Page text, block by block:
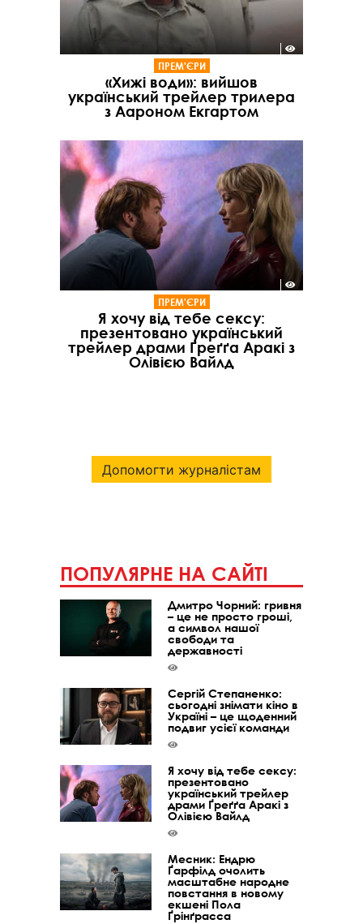
ПРЕМ'ЄРИ
«Хижі води»: вийшов
український трейлер трилера
з Аароном Екгартом
ПРЕМ'ЄРИ
Я хочу від тебе сексу:
презентовано український
трейлер драми Ґреґґа Аракі з
Олівією Вайлд
Допомогти журналістам
ПОПУЛЯРНЕ НА САЙТІ
Дмитро Чорний: гривня
– це не просто гроші,
а символ нашої
свободи та
державності
Сергій Степаненко:
сьогодні знімати кіно в
Україні – це щоденний
подвиг усієї команди
Я хочу від тебе сексу:
презентовано
український трейлер
драми Ґреґґа Аракі з
Олівією Вайлд
Месник: Ендрю
Ґарфілд очолить
масштабне народне
повстання в новому
екшені Пола
Ґрінґрасса